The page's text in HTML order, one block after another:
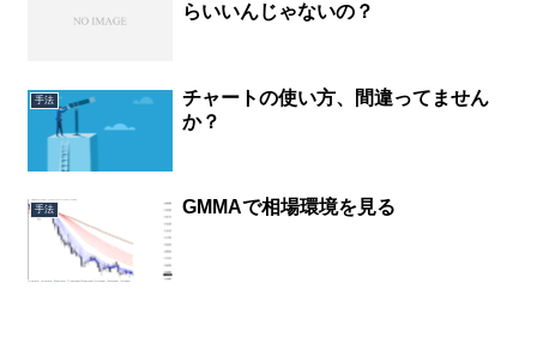
らいいんじゃないの？
手法
チャートの使い方、間違ってません
か？
手法 GMMAで相場環境を見る